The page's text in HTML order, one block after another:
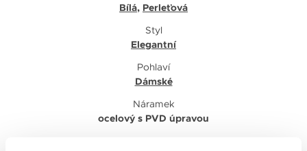
Bílá, Perleťová
Styl
Elegantní
Pohlaví
Dámské
Náramek
ocelový s PVD úpravou